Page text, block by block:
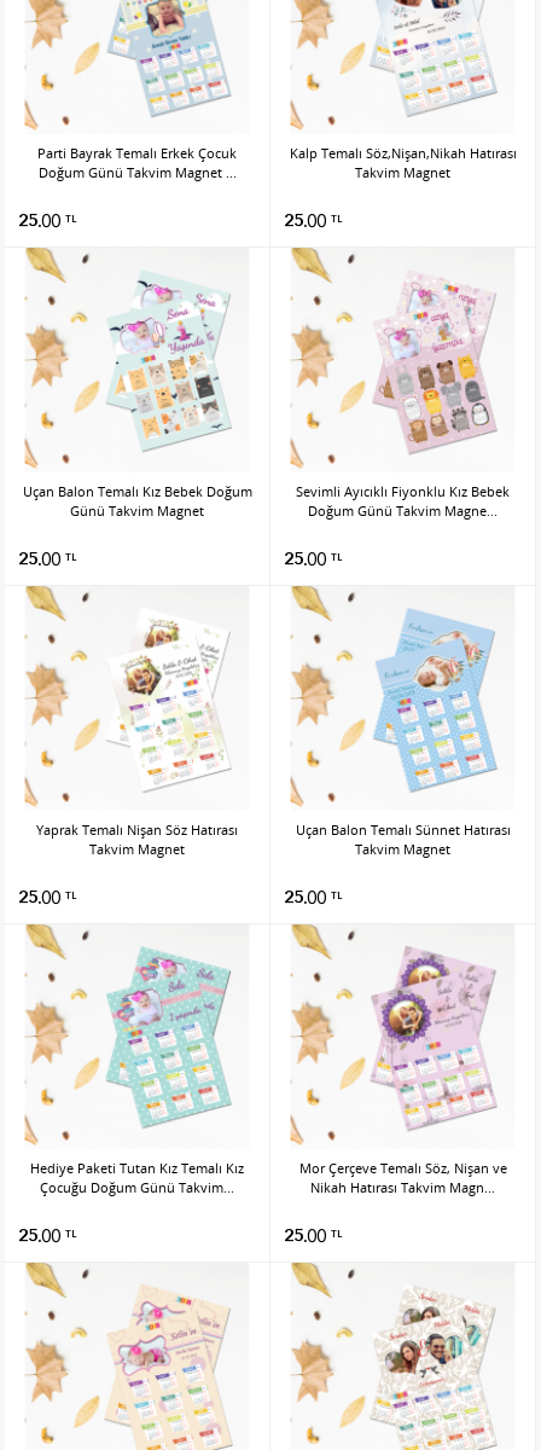
Parti Bayrak Temalı Erkek Çocuk
Doğum Günü Takvim Magnet ...
25.00 TL
Kalp Temalı Söz,Nişan,Nikah Hatırası
Takvim Magnet
25.00 TL
Uçan Balon Temalı Kız Bebek Doğum
Günü Takvim Magnet
25.00 TL
Sevimli Ayıcıklı Fiyonklu Kız Bebek
Doğum Günü Takvim Magne...
25.00 TL
Yaprak Temalı Nişan Söz Hatırası
Takvim Magnet
25.00 TL
Uçan Balon Temalı Sünnet Hatırası
Takvim Magnet
25.00 TL
Hediye Paketi Tutan Kız Temalı Kız
Çocuğu Doğum Günü Takvim...
25.00 TL
Mor Çerçeve Temalı Söz, Nişan ve
Nikah Hatırası Takvim Magn...
25.00 TL